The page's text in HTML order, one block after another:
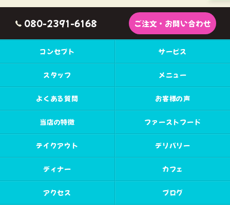
080-2391-6168 ご注文・お問い合わせ
コンセプト サービス
スタッフ メニュー
よくある質問 お客様の声
当店の特徴 ファーストフード
テイクアウト デリバリー
ディナー カフェ
アクセス ブログ